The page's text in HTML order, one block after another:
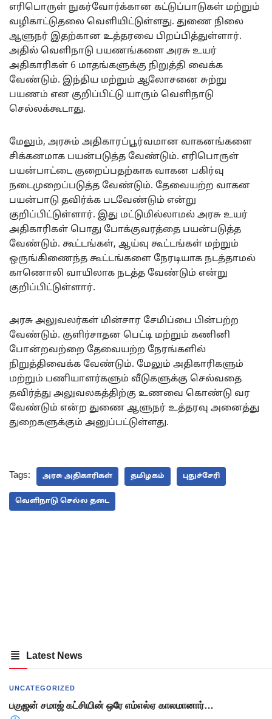
எரிபொருள் நுகர்வோர்க்கான கட்டுப்பாடுகள் மற்றும்
வழிகாட்டுதலை வெளியிட்டுள்ளது. துணை நிலை
ஆளுநர் இதற்கான உத்தரவை பிறப்பித்துள்ளார்.
அதில் வெளிநாடு பயணங்களை அரசு உயர்
அதிகாரிகள் 6 மாதங்களுக்கு நிறுத்தி வைக்க
வேண்டும். இந்திய மற்றும் ஆலோசனை சுற்று
பயணம் என குறிப்பிட்டு யாரும் வெளிநாடு
செல்லக்கூடாது.
மேலும், அரசும் அதிகாரப்பூர்வமான வாகனங்களை
சிக்கனமாக பயன்படுத்த வேண்டும். எரிபொருள்
பயன்பாட்டை குறைப்பதற்காக வாகன பகிர்வு
நடைமுறைப்படுத்த வேண்டும். தேவையற்ற வாகன
பயன்பாடு தவிர்க்க படவேண்டும் என்று
குறிப்பிட்டுள்ளார். இது மட்டுமில்லாமல் அரசு உயர்
அதிகாரிகள் பொது போக்குவரத்தை பயன்படுத்த
வேண்டும். கூட்டங்கள், ஆய்வு கூட்டங்கள் மற்றும்
ஒருங்கிணைந்த கூட்டங்களை நேரடியாக நடத்தாமல்
காணொலி வாயிலாக நடத்த வேண்டும் என்று
குறிப்பிட்டுள்ளார்.
அரசு அலுவலர்கள் மின்சார சேமிப்பை பின்பற்ற
வேண்டும். குளிர்சாதன பெட்டி மற்றும் கணினி
போன்றவற்றை தேவையற்ற நேரங்களில்
நிறுத்திவைக்க வேண்டும். மேலும் அதிகாரிகளும்
மற்றும் பணியாளர்களும் வீடுகளுக்கு செல்வதை
தவிர்த்து அலுவலகத்திற்கு உணவை கொண்டு வர
வேண்டும் என்ற துணை ஆளுநர் உத்தரவு அனைத்து
துறைகளுக்கும் அனுப்பட்டுள்ளது.
Tags: அரசு அதிகாரிகள் தமிழகம் புதுச்சேரி
வௌிநாடு செல்ல தடை
Latest News
UNCATEGORIZED
பகுஜன் சமாஜ் கட்சியின் ஒரே எம்எல்ஏ காலமானார்…